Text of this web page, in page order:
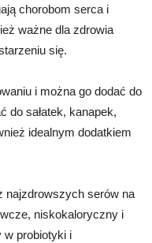
chorobom serca i
ważne dla zdrowia
się.
i można go dodać do
do sałatek, kanapek,
idealnym dodatkiem
najzdrowszych serów na
niskokaloryczny i
w probiotyki i